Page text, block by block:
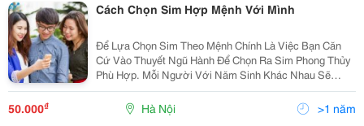
Cách Chọn Sim Hợp Mệnh Với Mình
Để Lựa Chọn Sim Theo Mệnh Chính Là Việc Bạn Căn
Cứ Vào Thuyết Ngũ Hành Để Chọn Ra Sim Phong Thủy
Phù Hợp. Mỗi Người Với Năm Sinh Khác Nhau Sẽ
Mang Một Mệnh Khác Nhau Thuộc Ngũ Hành Bao Gồm:
Kim, Mộc, Thủy, Hỏa, Thổ. Hãy Tham Khảo Cách Chọn
Sim Theo M
50.000₫ Hà Nội >1 năm